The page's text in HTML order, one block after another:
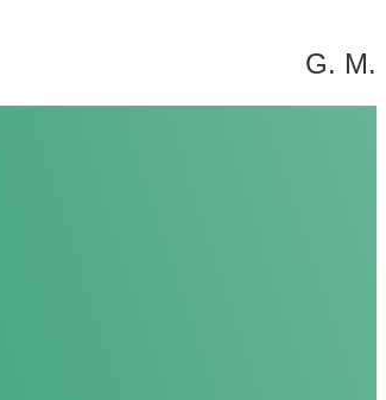
G. M.